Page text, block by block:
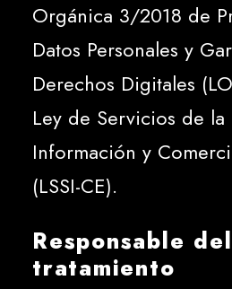
Orgánica 3/2018 de
Datos Personales y
Derechos Digitales
Ley de Servicios de
Información y
(LSSI-CE).
Responsable del
tratamiento